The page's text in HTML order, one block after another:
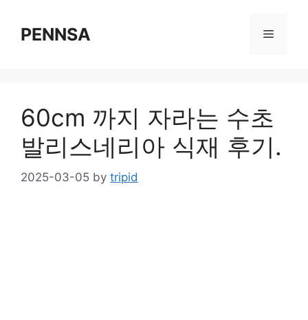
contentPENNSA Menu
60cm 까지 자라는 수초
발리스네리아 식재 후기.
2025-03-05 by tripid